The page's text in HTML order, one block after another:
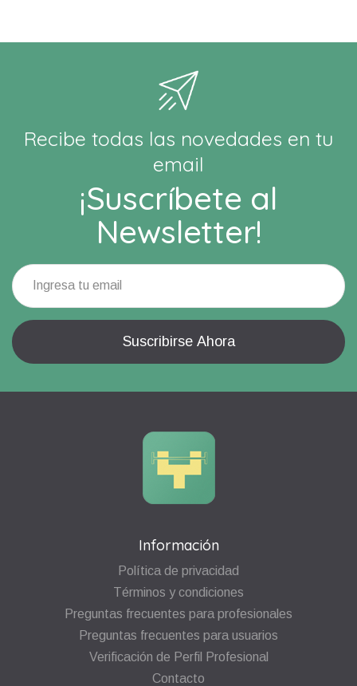
Recibe todas las novedades en tu
email
¡Suscríbete al
Newsletter!
Información
Política de privacidad
Términos y condiciones
Preguntas frecuentes para profesionales
Preguntas frecuentes para usuarios
Verificación de Perfil Profesional
Contacto